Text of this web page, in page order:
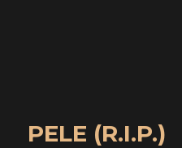
PELE (R.I.P.)